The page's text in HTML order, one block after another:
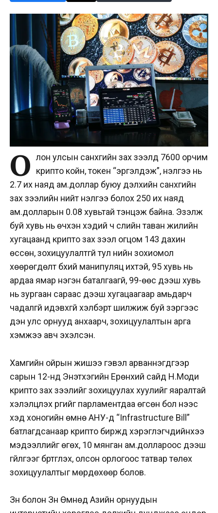
О лон улсын санхүүгийн зах зээлд 7600 орчим
крипто койн, токен “эргэлдэж”, үнэлгээ нь
2.7 их наяд ам.доллар буюу дэлхийн санхүүгийн
зах зээлийн нийт үнэлгээ болох 250 их наяд
ам.долларын 0.08 хувьтай тэнцэж байна. Эзэлж
буй хувь нь өчүүхэн хэдий ч сүүлийн таван жилийн
хугацаанд крипто зах зээл огцом 143 дахин
өссөн, зохицуулалтгүй тул үнийн зохиомол
хөөрөгдөлт бүхий манипуляц ихтэй, 95 хувь нь
ардаа ямар нэгэн баталгаагүй, 99-өөс дээш хувь
нь зургаан сараас дээш хугацаагаар амьдарч
чадалгүй идэвхгүй хэлбэрт шилжиж буй зэргээс
үүдэн улс орнууд анхаарч, зохицуулалтын арга
хэмжээ авч эхэлсэн.
Хамгийн ойрын жишээ гэвэл арваннэгдүгээр
сарын 12-нд Энэтхэгийн Ерөнхий сайд Н.Моди
крипто зах зээлийг зохицуулах хуулийг яаралтай
хэлэлцүүлэх үүргийг парламентдаа өгсөн бол үүнээс
хэд хоногийн өмнө АНУ-д “Infrastructure Bill”
батлагдсанаар крипто биржүүд хэрэглэгчдийнхээ
мэдээллийг өгөх, 10 мянган ам.доллароос дээш
гүйлгээг бүртгүүлэх, олсон орлогоос татвар төлөх
зохицуулалтыг мөрдөхөөр болов.
Зүүн болон Зүүн Өмнөд Азийн орнуудын